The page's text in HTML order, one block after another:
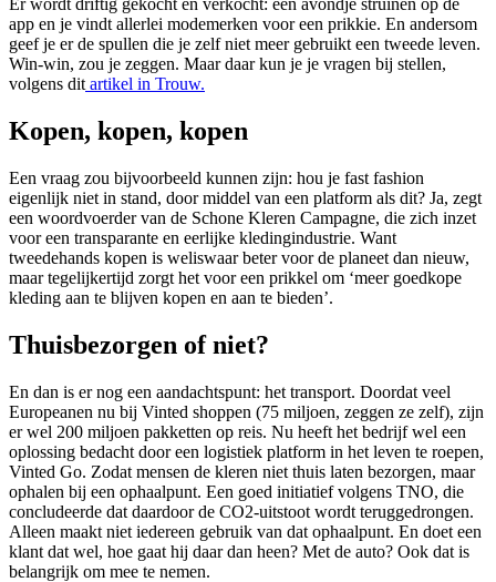
Er wordt driftig gekocht en verkocht: een avondje struinen op de
app en je vindt allerlei modemerken voor een prikkie. En andersom
geef je er de spullen die je zelf niet meer gebruikt een tweede leven.
Win-win, zou je zeggen. Maar daar kun je je vragen bij stellen,
volgens dit artikel in Trouw.
Kopen, kopen, kopen
Een vraag zou bijvoorbeeld kunnen zijn: hou je fast fashion
eigenlijk niet in stand, door middel van een platform als dit? Ja, zegt
een woordvoerder van de Schone Kleren Campagne, die zich inzet
voor een transparante en eerlijke kledingindustrie. Want
tweedehands kopen is weliswaar beter voor de planeet dan nieuw,
maar tegelijkertijd zorgt het voor een prikkel om ‘meer goedkope
kleding aan te blijven kopen en aan te bieden’.
Thuisbezorgen of niet?
En dan is er nog een aandachtspunt: het transport. Doordat veel
Europeanen nu bij Vinted shoppen (75 miljoen, zeggen ze zelf), zijn
er wel 200 miljoen pakketten op reis. Nu heeft het bedrijf wel een
oplossing bedacht door een logistiek platform in het leven te roepen,
Vinted Go. Zodat mensen de kleren niet thuis laten bezorgen, maar
ophalen bij een ophaalpunt. Een goed initiatief volgens TNO, die
concludeerde dat daardoor de CO2-uitstoot wordt teruggedrongen.
Alleen maakt niet iedereen gebruik van dat ophaalpunt. En doet een
klant dat wel, hoe gaat hij daar dan heen? Met de auto? Ook dat is
belangrijk om mee te nemen.